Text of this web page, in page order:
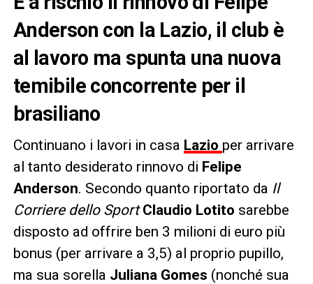
Anderson con la Lazio, il club è
al lavoro ma spunta una nuova
temibile concorrente per il
brasiliano
Continuano i lavori in casa Lazio per arrivare
al tanto desiderato rinnovo di Felipe
Anderson. Secondo quanto riportato da Il
Corriere dello SportClaudio Lotito sarebbe
disposto ad offrire ben 3 milioni di euro più
bonus (per arrivare a 3,5) al proprio pupillo,
ma sua sorella Juliana Gomes (nonché sua